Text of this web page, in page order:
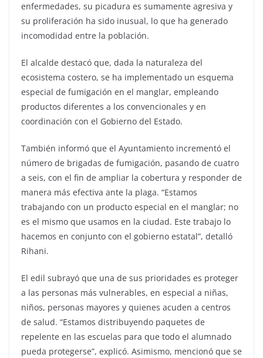
enfermedades, su picadura es sumamente agresiva y
su proliferación ha sido inusual, lo que ha generado
incomodidad entre la población.
El alcalde destacó que, dada la naturaleza del
ecosistema costero, se ha implementado un esquema
especial de fumigación en el manglar, empleando
productos diferentes a los convencionales y en
coordinación con el Gobierno del Estado.
También informó que el Ayuntamiento incrementó el
número de brigadas de fumigación, pasando de cuatro
a seis, con el fin de ampliar la cobertura y responder de
manera más efectiva ante la plaga. “Estamos
trabajando con un producto especial en el manglar; no
es el mismo que usamos en la ciudad. Este trabajo lo
hacemos en conjunto con el gobierno estatal”, detalló
Rihani.
El edil subrayó que una de sus prioridades es proteger
a las personas más vulnerables, en especial a niñas,
niños, personas mayores y quienes acuden a centros
de salud. “Estamos distribuyendo paquetes de
repelente en las escuelas para que todo el alumnado
pueda protegerse”, explicó. Asimismo, mencionó que se